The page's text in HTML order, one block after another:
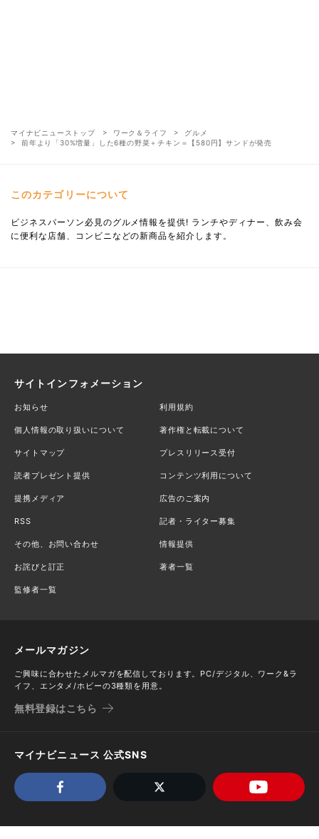
マイナビニューストップ ワーク＆ライフ
グルメ
前年より「30%増量」した6種の野菜＋チキン＝【580円】サンドが発売
このカテゴリーについて
ビジネスパーソン必見のグルメ情報を提供! ランチやディナー、飲み会
に便利な店舗、コンビニなどの新商品を紹介します。
サイトインフォメーション
お知らせ 利用規約
個人情報の取り扱いについて 著作権と転載について
サイトマップ プレスリリース受付
読者プレゼント提供 コンテンツ利用について
提携メディア 広告のご案内
RSS 記者・ライター募集
その他、お問い合わせ 情報提供
お詫びと訂正 著者一覧
監修者一覧
メールマガジン
ご興味に合わせたメルマガを配信しております。PC/デジタル、ワーク&ラ
イフ、エンタメ/ホビーの3種類を用意。
無料登録はこちら
マイナビニュース 公式SNS